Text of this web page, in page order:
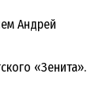
Андрей
«Зенита».